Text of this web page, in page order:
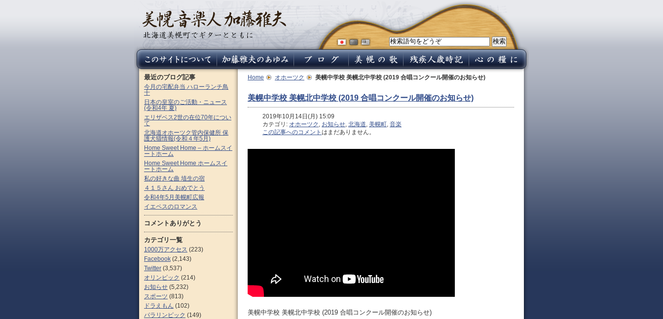
Home オホーツク 美幌中学校 美幌北中学校 (2019 合唱コンクール開催のお知らせ)
美幌中学校 美幌北中学校 (2019 合唱コンクール開催のお知らせ)
2019年10月14日(月) 15:09
カテゴリ: オホーツク , お知らせ, 北海道, 美幌町, 音楽
この記事へのコメント はまだありません。
美幌中学校 美幌北中学校 (2019 合唱コンクール開催のお知らせ)
最近のブログ記事
今月の宅配弁当 ハローランチ鳥
十
日本の皇室のご活動・ニュース
(令和4年 夏)
エリザベス2世の在位70年につい
て
北海道オホーツク管内保健所 保
護犬猫情報(令和４年5月)
Home Sweet Home – ホームスイ
ートホーム
Home Sweet Home ホームスイ
ートホーム
私の好きな曲 埴生の宿
４１５さん おめでとう
令和4年5月美幌町広報
イエペスのロマンス
コメントありがとう
カテゴリ一覧
1000万アクセス (223)
Facebook (2,143)
Twitter (3,537)
オリンピック (214)
お知らせ (5,232)
スポーツ (813)
ドラえもん (102)
パラリンピック (149)